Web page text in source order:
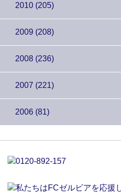
2010 (205)
2009 (208)
2008 (236)
2007 (221)
2006 (81)